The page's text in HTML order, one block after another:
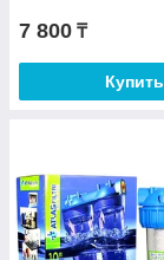
7 800 ₸
Купить